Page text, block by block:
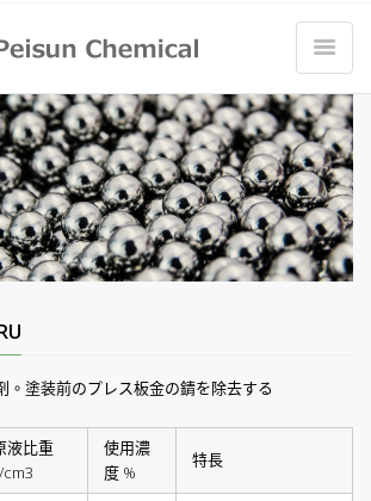
。塗装前のプレス板金の錆を除去する
液比重
cm3
使用濃
度 %
特長